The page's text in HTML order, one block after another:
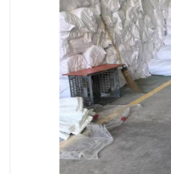
硅酸铝保温棉